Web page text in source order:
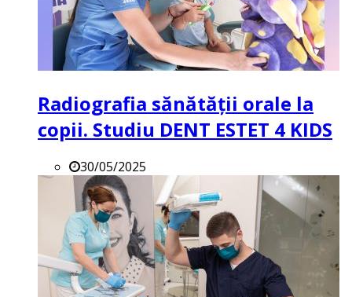
Radiografia sănătății orale la
copii. Studiu DENT ESTET 4 KIDS
30/05/2025